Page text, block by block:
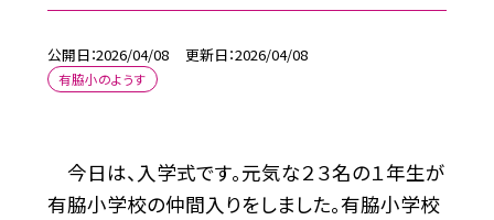
公開日 2026/04/08 更新日 2026/04/08
有脇小のようす
今日は、入学式です。元気な２３名の１年生が
有脇小学校の仲間入りをしました。有脇小学校